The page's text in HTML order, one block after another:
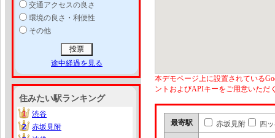
交通アクセスの良さ
環境の良さ・利便性
その他
途中経過を見る
住みたい駅ランキング
1
1
渋谷
2
2
赤坂見附
本デモページ上に設置されている
ントおよびAPIキーをご用意いただ
最寄駅 赤坂見附 四